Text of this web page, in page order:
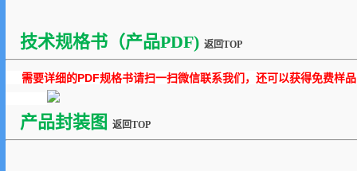
技术规格书（产品PDF) 返回TOP
需要详细的PDF规格书请扫一扫微信联系我们，还可以获得免费样
产品封装图 返回TOP